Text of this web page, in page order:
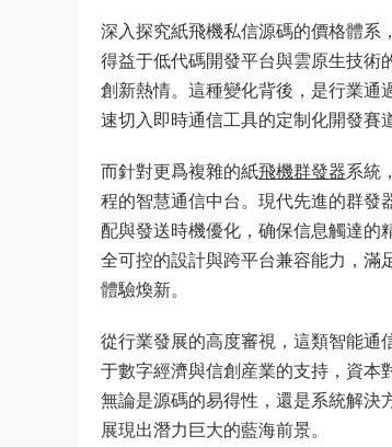
深入探究紙飛機私信源碼的價格體系
得益于低代碼開發平台與雲原生技術
創新熱情。這種變化背後，是行業通
速切入即時通信工具的定制化開發賽
而針對更爲複雜的紙飛機群發器系統
程的智慧通信中台。現代先進的群發
配與發送時機優化，确保信息觸達
全可控的設計與跨平台兼容能力，滿
體驗煥新。
從行業發展的高度審視，這類智能通
于數字經濟與信創産業的支持，資本
無論是源碼的易得性，還是系統解決
展現出潛力巨大的藍海前景。